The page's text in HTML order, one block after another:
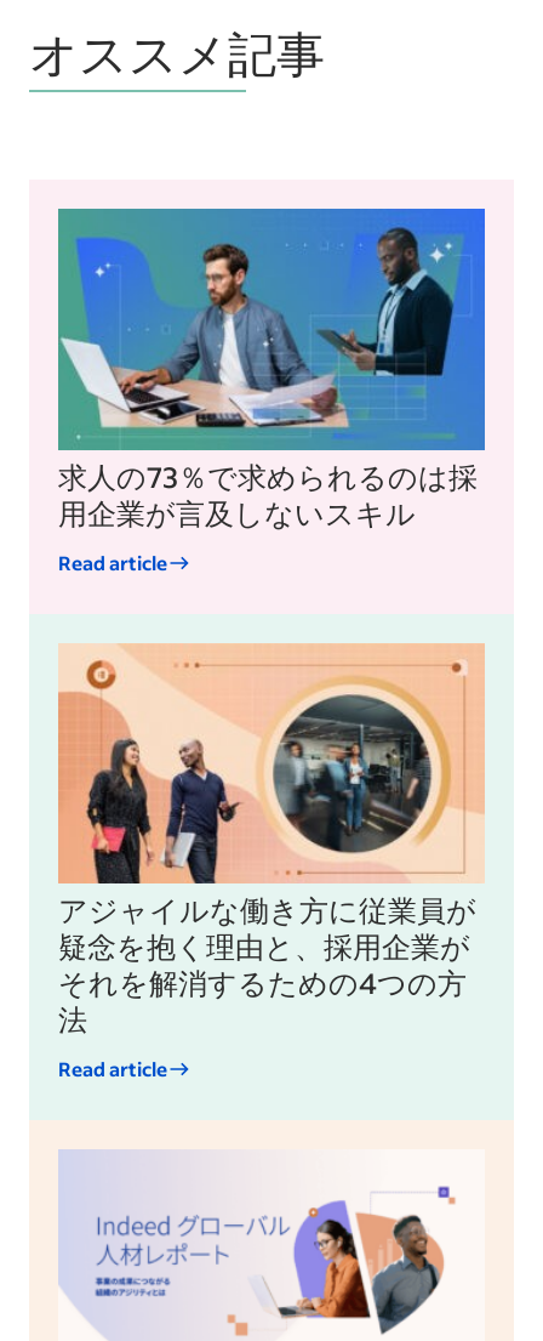
オススメ記事
求人の73％で求められるのは採
用企業が言及しないスキル
Read article
アジャイルな働き方に従業員が
疑念を抱く理由と、採用企業が
それを解消するための4つの方
法
Read article